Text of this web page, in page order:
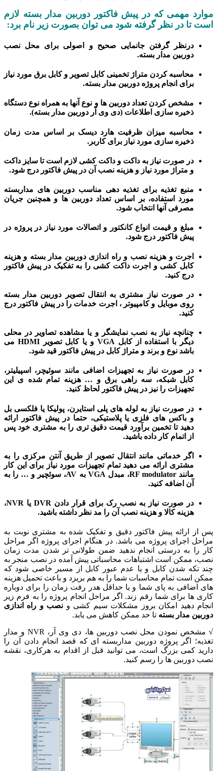
مهمی که در پیش فاکتور دوربین مدار بستهلازم
تا در نظر گرفته شود می توان بصورت زیر نام برد:
درنظر گرفتن جانمایی صحیح و اصولی برای محل نصب
دوربین مدار بسته.
محاسبه کردن متراژ تخمینی کابل تصویر و کابل برق مورد نیاز
برای انجام پروژه دوربین مدار بسته.
مشخص کردن تعداد دوربین ها و نوع آنها به همراه نوع دستگاه
ذخیره سازی اطلاعات (دی وی آر دوربین مدار بسته).
محاسبه میزان ظرفیت هارد دیسک بر اساس مدت زمان
ذخیره سازی مورد نیاز برای کاربر.
در صورت نیاز به داکت و داکت کشی لازم است تا سایز داکت
و متراژ مورد نیاز و هزینه نصب آن در پیش فاکتور درج شود.
منبع تغذیه برای تغذیه دهی مناسبدوربین های مداربسته
مورد استفاده، بر اساس تعداد دوربین ها و همچنین جریان
مصرفی آنها انتخاب شود.
مبلغ و قیمت انواع کانکتور و اتصالات مورد نیاز در پروژه در
پیش فاکتور درج شود.
اجرت وهزینه نصب و راه اندازی دوربین مدار بستهوهزینه
کابل کشیواجرت داکت کشیرا به تفکیک در پیش فاکتور
درج کنید.
در صورت نیاز مشتری بهانتقال تصویر دوربین مدار بسته
روی موبایل و کامپیوتر ، اجرت خدمات را در پیش فاکتور درج
کنید.
چنانچه نیاز به نصب نمایشگر و یا مشاهده تصاویر در محلی
دیگر با استفاده از کابل VGA و یا کابل تصویر HDMI می
باشد نوع و برند و متراژ کابل در پیش فاکتور قید شود.
در صورت نیاز به تجهیزات اضافی مانند سوئیچر، اسپیلیتر،
کابل شبکه، سه راهی برق و … هزینه تمام شده ی این
تجهیزات را نیز در پیش فاکتور لحاظ کنید.
در صورت نیاز به لوله های پلی استایرن، پولیکا یا فلکسی بل
و باکس های فلزی یا پلاستیکی، حتما در پیش فاکتور ارائه
دهید تا تخمین برآورد قیمت دقیق تری را به مشتری خود پس
از اتمام کار داده باشید.
اگر خدماتی مانندانتقال تصویر از طریق آنتن مرکزیرا به
مشتری ارائه می دهید تمام تجهیزات مورد نیاز برای این کار
مانند RF modulator، مبدل VGA به AV، سوئچیر و … را به
آن اضافه کنید.
در صورت نیاز به نصب رک برای قرار دادن DVR یا NVR،
هزینه کالا و هزینه نصب آن را مد نظر داشته باشید.
از ارائه پیش فاکتور دقیق و تفکیک شده به مشتری نوبت به
اجرای پروژه می باشد. در هنگام اجرای پروژه اگر مراحل
را به درستی انجام ندهید ضمن طولانی تر شدن مدت زمان
ممکن است اشتباهات محاسباتی پیش آمده در نصب منجر به
تکه شدن کابل و یا عدم عبور کابل از مسیر خاصی شود که
است تمام محاسبات شما را به هم بریزد و باعث تحمیل هزینه
اضافی به پای شما و یا حداقل هدر رفت زمان را برای دوباره
ها برای شما رقم زند. اگر مراحل انجام پروژه را به فرم زیر
دهید امکان بروز مشکلات سیم کشی ونصب و راه اندازی
مدار بستهتا حد ممکن کاهش می یابد.
مشخص نمودن محل نصب دوربین ها، دی وی آر، NVR و مدار
اگر پر
وژه دوربین مداربسته ای که قصد انجام دادن آن را
کمی بزرگ است، می توانید قبل از اقدام به هرکاری، نقشه
دوربین ها را رسم کنید.